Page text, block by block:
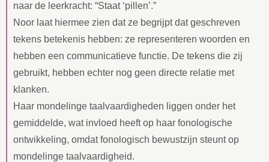
naar de leerkracht: “Staat ‘pillen’.”
Noor laat hiermee zien dat ze begrijpt dat geschreven
tekens betekenis hebben: ze representeren woorden en
hebben een communicatieve functie. De tekens die zij
gebruikt, hebben echter nog geen directe relatie met
klanken.
Haar mondelinge taalvaardigheden liggen onder het
gemiddelde, wat invloed heeft op haar fonologische
ontwikkeling, omdat fonologisch bewustzijn steunt op
mondelinge taalvaardigheid.